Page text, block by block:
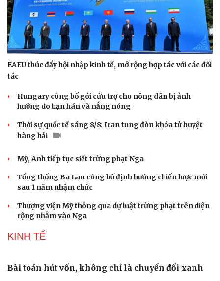
Doanh nghiệp
Thông tin doanh nghiệp
Doanh nghiệp 24h
Vì cộng đồng
Công nghệ
Sành điệu
Chuyển đổi số
EAEU thúc đẩy hội nhập kinh tế, mở rộng hợp tác với các đối
tác
Hungary công bố gói cứu trợ cho nông dân bị ảnh
hưởng do hạn hán và nắng nóng
Thời sự quốc tế sáng 8/8: Iran tung đòn khóa tử huyệt
hàng hải
Mỹ, Anh tiếp tục siết trừng phạt Nga
Tổng thống Ba Lan công bố định hướng chiến lược mới
sau 1 năm nhậm chức
Thượng viện Mỹ thông qua dự luật trừng phạt trên diện
rộng nhằm vào Nga
KINH TẾ